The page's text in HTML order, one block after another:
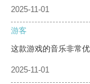
2025-11-01
游客
这款游戏的音乐非常
2025-11-01